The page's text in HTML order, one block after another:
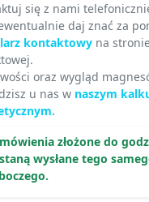
się z nami
daj znać za
kontaktowy na
oraz wygląd
u nas w naszym
złożone do
wysłane tego